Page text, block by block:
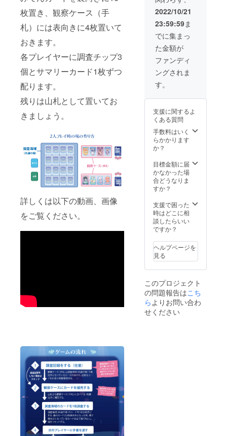
枚置き、観察ケース（手
札）には表向きに4枚置いて
おきます。
各プレイヤーに調査チップ3
個とサマリーカード1枚ずつ
配ります。
残りは山札として置いてお
きましょう。
詳しくは以下の動画、画像
をご覧ください。
金3,000
円（消
費税
込） ※
送料は
弊社で
負担い
たしま
す
【料
金】 プ
ラン料
金
15,000
円（消
費税
込）+送
料
2022/10/21
23:59:59ま
でに集まっ
た金額が
ファンディ
ングされま
す。
支援に関するよ
くある質問
手数料はいく
らかかります
か？
目標金額に届
かなかった場
合どうなりま
すか？
支援で困った
時はどこに相
談したらいい
ですか？
ヘルプページを
見る
このプロジェクト
の問題報告はこち
らよりお問い合わ
せください